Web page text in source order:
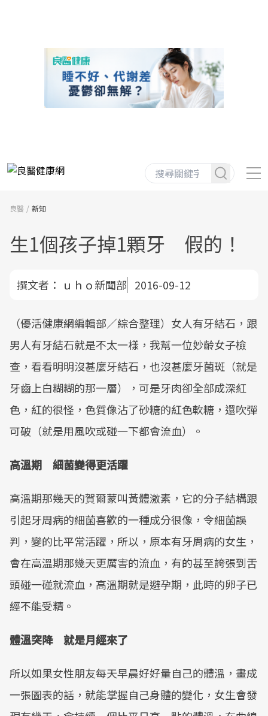
良醫 新知
生1個孩子掉1顆牙 假的！
撰文者： ｕｈｏ新聞部 2016-09-12
（優活健康網編輯部／綜合整理）女人有牙結石，跟
男人有牙結石就是不太一樣，我幫一位妙齡女子檢
查，看看明明沒甚麼牙結石，也沒甚麼牙菌斑（就是
牙齒上白糊糊的那一層），可是牙肉卻全部成深紅
色，紅的很怪，色質像沾了砂糖的紅色軟糖，還吹彈
可破（就是用風吹或碰一下都會流血）。
高溫期 細菌變得更活躍
高溫期那幾天的賀爾蒙叫黃體激素，它的分子結構跟
引起牙周病的細菌喜歡的一種成分很像，令細菌誤
判，變的比平常活躍，所以，原本有牙周病的女生，
會在高溫期那幾天更厲害的流血，有的甚至誇張到舌
頭碰一碰就流血，高溫期就是避孕期，此時的卵子已
經不能受精。
體溫突降 就是月經來了
所以如果女性朋友每天早晨好好量自己的體溫，畫成
一張圖表的話，就能掌握自己身體的變化，女生會發